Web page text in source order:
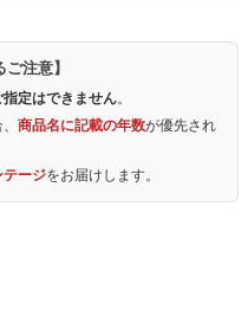
注意】
指定はできません。
商品名に記載の年数が優先され
テージをお届けします。